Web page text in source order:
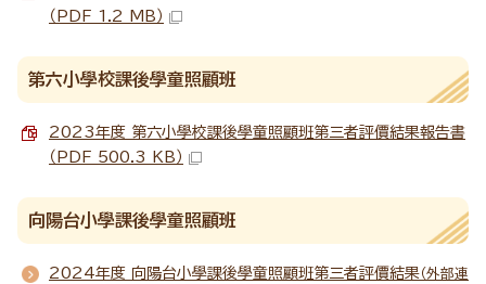
（PDF 1.2 MB）
第六小學校課後學童照顧班
2023年度 第六小學校課後學童照顧班第三者評價結果報告書
（PDF 500.3 KB）
向陽台小學課後學童照顧班
2024年度 向陽台小學課後學童照顧班第三者評價結果（外部連